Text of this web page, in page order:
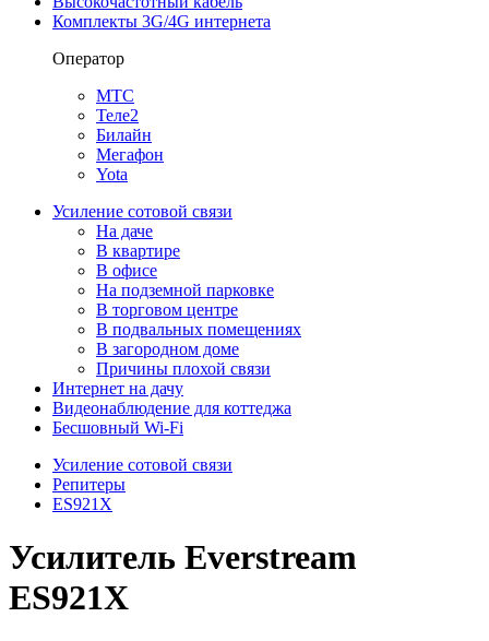
Комплекты 3G/4G интернета
Оператор
МТС
Теле2
Билайн
Мегафон
Yota
Усиление сотовой связи
На даче
В квартире
В офисе
На подземной парковке
В торговом центре
В подвальных помещениях
В загородном доме
Причины плохой связи
Интернет на дачу
Видеонаблюдение для коттеджа
Бесшовный Wi-Fi
Усиление сотовой связи
Репитеры
ES921X
Усилитель Everstream
ES921X